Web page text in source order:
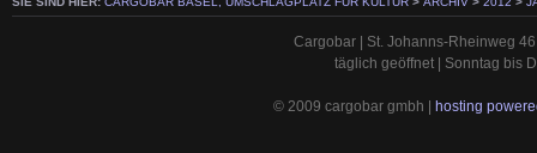
Cargobar | St. Johanns-Rheinweg
täglich geöffnet | Sonntag bis
© 2009 cargobar gmbh | hosting